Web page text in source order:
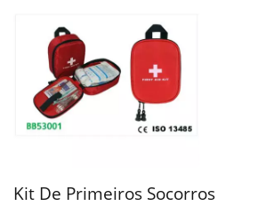
Kit De Primeiros Socorros